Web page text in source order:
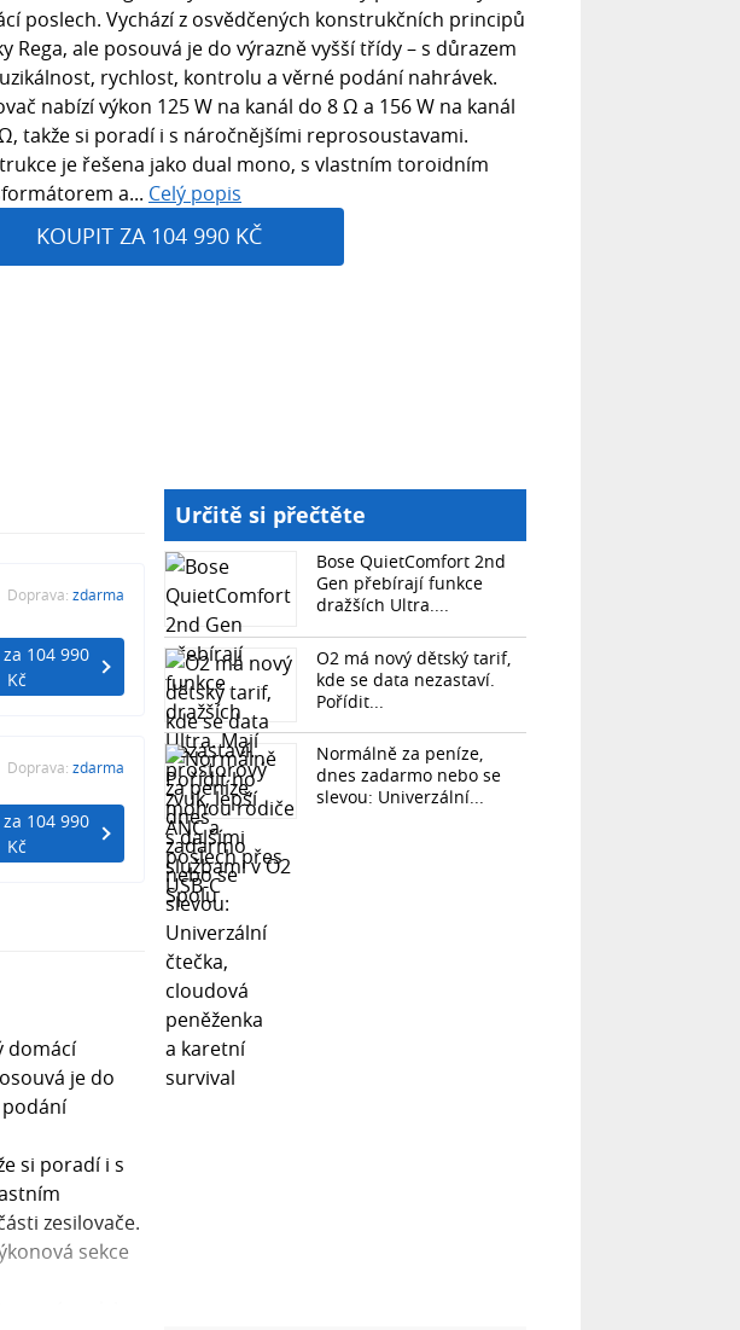
poslech. Vychází z osvědčených konstrukčních principů
Rega, ale posouvá je do výrazně vyšší třídy – s důrazem
rychlost, kontrolu a věrné podání nahrávek.
nabízí výkon 125 W na kanál do 8 Ω a 156 W na kanál
takže si poradí i s náročnějšími reprosoustavami.
je řešena jako dual mono, s vlastním toroidním
a... Celý popis
KOUPIT ZA 104 990 KČ
Doprava: zdarma
104 990
Kč
Doprava: zdarma
104 990
Kč
domácí
je do
si poradí i s
zesilovače.
sekce
Určitě si přečtěte
Bose QuietComfort 2nd
Gen přebírají funkce
dražších Ultra....
O2 má nový dětský tarif,
kde se data nezastaví.
Pořídit...
Normálně za peníze,
dnes zadarmo nebo se
slevou: Univerzální...